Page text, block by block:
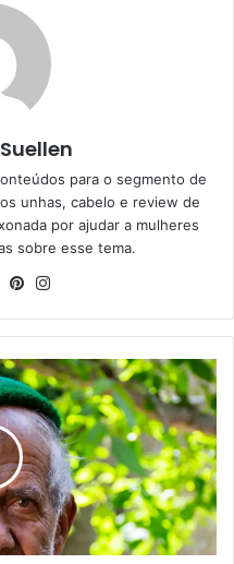
para o segmento de
unhas, cabelo e review de
por ajudar a mulheres
sobre esse tema.
YouTubePinterest